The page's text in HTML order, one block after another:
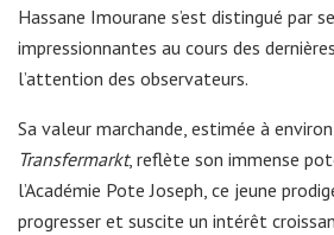
Hassane Imourane s’est distingué par
impressionnantes au cours des
l’attention des observateurs.
Sa valeur marchande, estimée à
Transfermarkt, reflète son immense
l’Académie Pote Joseph, ce jeune
progresser et suscite un intérêt